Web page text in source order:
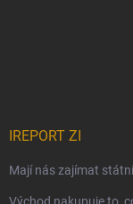
IREPORT ZI
Mají nás zajímat